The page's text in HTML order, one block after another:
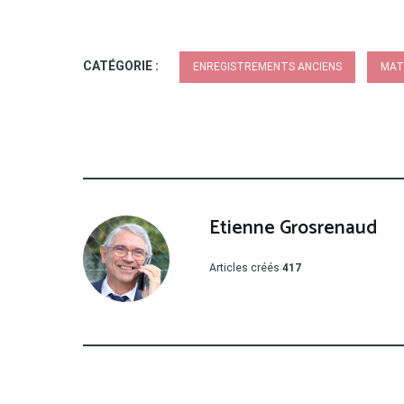
CATÉGORIE : ENREGISTREMENTS ANCIENS
Etienne Grosrenaud
Articles créés 417